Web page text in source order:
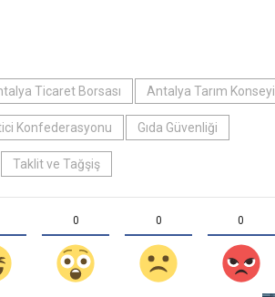
Ticaret Borsası Antalya Tarım Konseyi
Konfederasyonu Gıda Güvenliği
Taklit ve Tağşiş
0 0 0